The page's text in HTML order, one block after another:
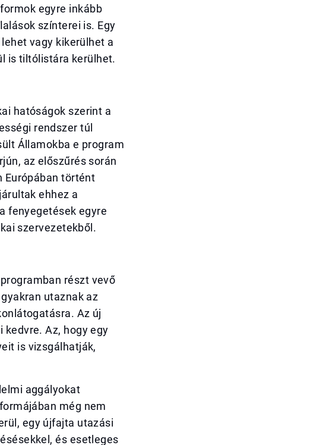
egyre inkább
színterei is. Egy
vagy kikerülhet a
is tiltólistára kerülhet.
hatóságok szerint a
rendszer túl
Államokba e program
az előszűrés során
Európában történt
ehhez a
fenyegetések egyre
szervezetekből.
részt vevő
utaznak az
Az új
Az, hogy egy
is vizsgálhatják,
aggályokat
még nem
egy újfajta utazási
és esetleges